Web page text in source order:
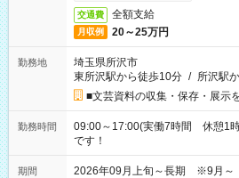
交通費 全額支給
月収例 20～25万円
勤務地
埼玉県所沢市
東所沢駅から徒歩10分 / 所沢駅
■文芸資料の収集・保存・展示
勤務時間
09:00～17:00(実働7時間 休憩1
です！
期間 2026年09月上旬～長期 ※9月～